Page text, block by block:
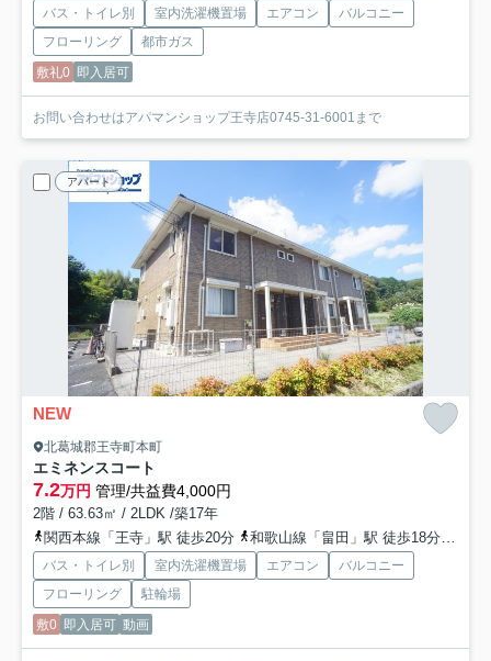
バス・トイレ別 室内洗濯機置場 エアコン
バルコニー
フローリング
都市ガス
敷礼0 即入居可
お問い合わせはアパマンショップ王寺店0745-31-6001まで
アパート
NEW
北葛城郡王寺町本町
エミネンスコート
7.2万円 管理/共益費4,000円
2階 / 63.63㎡ / 2LDK /築17年
関西本線「王寺」駅 徒歩20分
和歌山線「畠田」駅 徒歩18分
バス・トイレ別 室内洗濯機置場 エアコン
バルコニー
フローリング
駐輪場
敷0 即入居可 動画